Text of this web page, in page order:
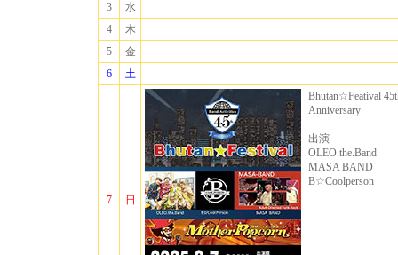
3
水
4
木
5
金
6
土
7 日
Bhutan☆Featival
Anniversary
出演
OLEO.the.Band
MASA BAND
B☆Coolperson